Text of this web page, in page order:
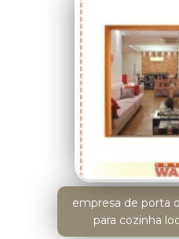
empresa de porta
para cozinha